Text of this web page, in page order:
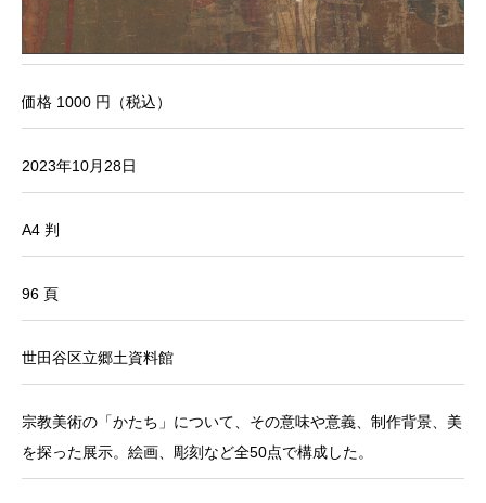
価格 1000 円（税込）
2023年10月28日
A4 判
96 頁
世田谷区立郷土資料館
宗教美術の「かたち」について、その意味や意義、制作背景、美
を探った展示。絵画、彫刻など全50点で構成した。